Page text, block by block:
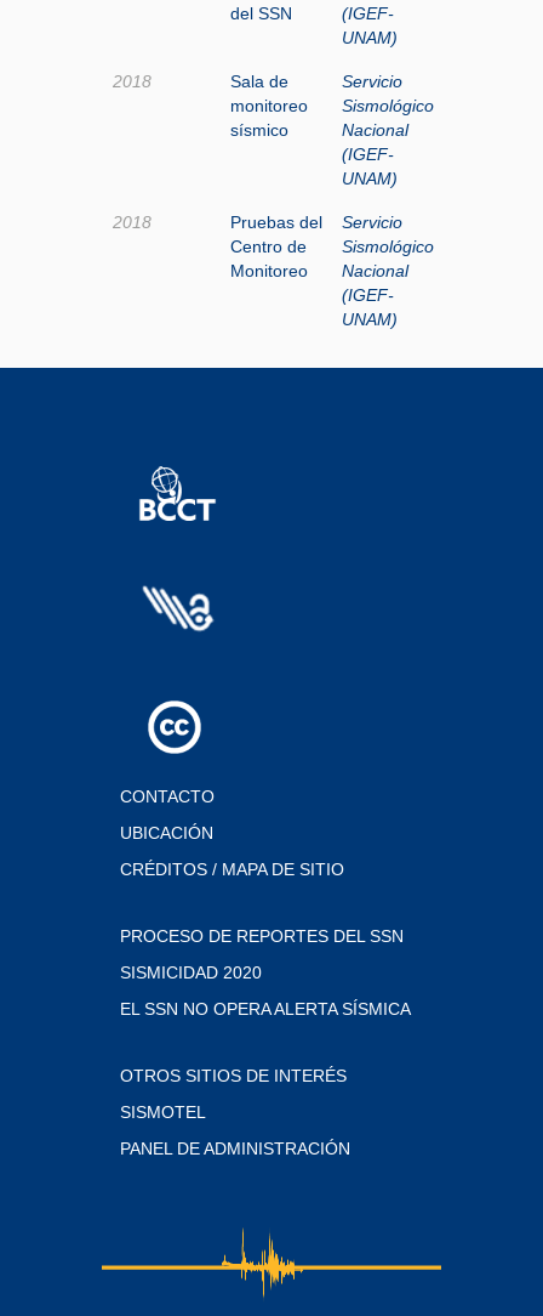
del SSN
(IGEF-
UNAM)
2018
Sala de
monitoreo
sísmico
Servicio
Sismológico
Nacional
(IGEF-
UNAM)
2018
Pruebas del
Centro de
Monitoreo
Servicio
Sismológico
Nacional
(IGEF-
UNAM)
CONTACTO
UBICACIÓN
CRÉDITOS / MAPA DE SITIO
PROCESO DE REPORTES DEL SSN
SISMICIDAD 2020
EL SSN NO OPERA ALERTA SÍSMICA
OTROS SITIOS DE INTERÉS
SISMOTEL
PANEL DE ADMINISTRACIÓN